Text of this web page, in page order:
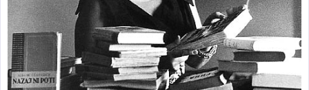
(Silcilia)
Uimitoarea viaţă a
Teresei Neumann